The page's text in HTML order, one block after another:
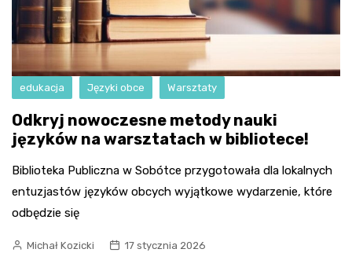
edukacja Języki obce Warsztaty
Odkryj nowoczesne metody nauki
języków na warsztatach w bibliotece!
Biblioteka Publiczna w Sobótce przygotowała dla lokalnych
entuzjastów języków obcych wyjątkowe wydarzenie, które
odbędzie się
Michał Kozicki 17 stycznia 2026